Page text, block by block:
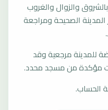
والزوال والغروب
الصحيحة ومراجعة
للمدينة مرجعية وقد
مؤكدة من مسجد محدد.
الحساب.